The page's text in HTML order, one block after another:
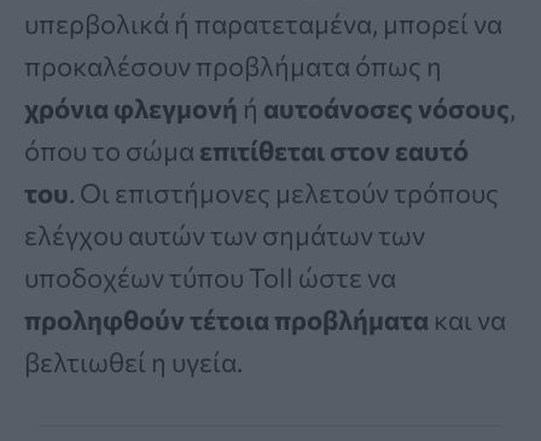
υπερβολικά ή παρατεταμένα, μπορεί να
προκαλέσουν προβλήματα όπως η
χρόνια φλεγμονή ή αυτοάνοσες νόσους,
όπου το σώμα επιτίθεται στον εαυτό
του. Οι επιστήμονες μελετούν τρόπους
ελέγχου αυτών των σημάτων των
υποδοχέων τύπου Toll ώστε να
προληφθούν τέτοια προβλήματα και να
βελτιωθεί η υγεία.